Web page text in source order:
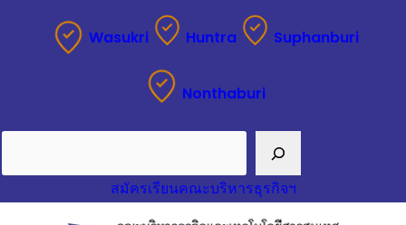
Wasukri Huntra Suphanburi
Nonthaburi
สมัครเรียนคณะบริหารธุรกิจฯ